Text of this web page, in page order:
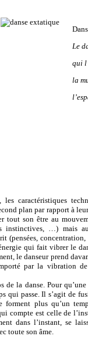
Le
qui
la
caractéristiques
plan par rapport à
tout son être au
instinctives, …) mais
(pensées,
qui fait vibrer le
le danseur prend
par la vibration
de la danse. Pour
qui passe. Il s’agit de
plus qu’un
compte est celle de
dans l’instant, se
toute son âme.